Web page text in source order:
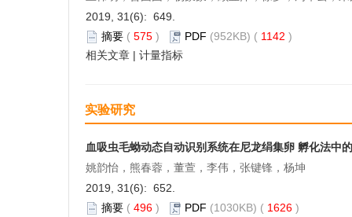
2019, 31(6): 649.
摘要 ( 575 ) PDF (952KB) ( 1142 )
相关文章 | 计量指标
实验研究
血吸虫毛蚴动态自动识别系统在尼龙绢集卵 孵化法中
姚韵怡，熊春蓉，董萱，李伟，张键锋，杨坤
2019, 31(6): 652.
摘要 ( 496 ) PDF (1030KB) ( 1626 )